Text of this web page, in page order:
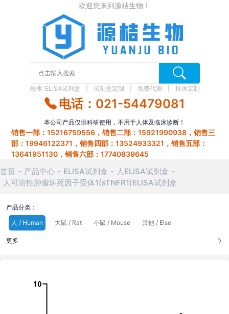
欢迎您来到源桔生物！
热搜: ELISA试剂盒 试剂盒定制 免费代测 抗体定制
电话：021-54479081
本公司产品仅供科研使用，不用于人体及临床诊断！
销售一部：15216759556，销售二部：15921990938，销售三
部：19946122371，销售四部：13524933321，销售五部：
13641951130，销售六部：17740839645
首页 产品中心 ELISA试剂盒
人ELISA试剂盒
人可溶性肿瘤坏死因子受体1(sTNFR1)ELISA试剂盒
产品分类：
人 / Human
大鼠 / Rat 小鼠 / Mouse 其他 / Else
更多